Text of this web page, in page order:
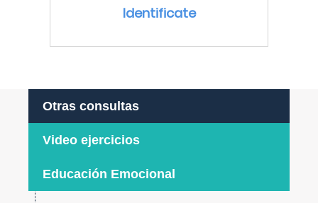
Identificate
Otras consultas
Video ejercicios
Educación Emocional